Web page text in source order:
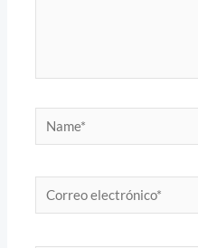
Name*
Correo
electrónico*